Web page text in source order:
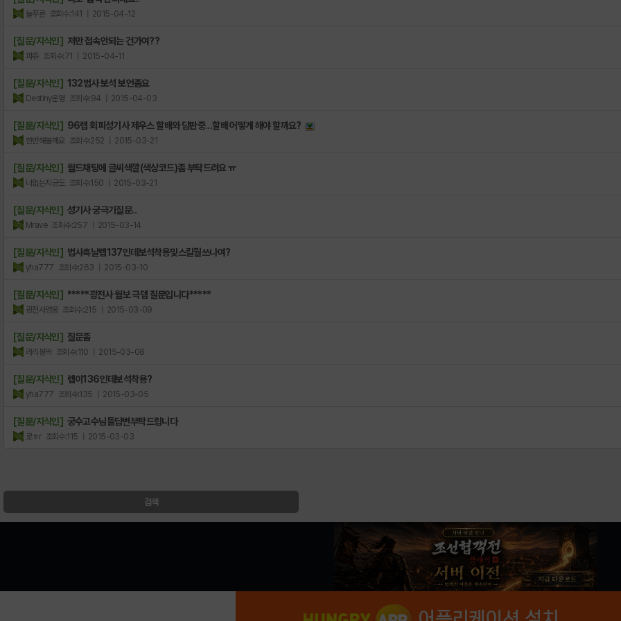
늘푸른 조회수:141 | 2015-04-12
[질문/지식인] 저만 접속안되는 건가여??
퍄쥬 조회수:71 | 2015-04-11
[질문/지식인] 132법사 보석 보언좀요
Destiny운명 조회수:94 | 2015-04-03
[질문/지식인] 96렙 회피성기사 제우스 할배와 담판중...할배 어떻게 해야 할까요?
한번해볼께요 조회수:252 | 2015-03-21
[질문/지식인] 월드채팅에 글씨색깔(색상코드)좀 부탁드려요 ㅠ
너없는지금도 조회수:150 | 2015-03-21
[질문/지식인] 성기사 궁극기질문..
Mrave 조회수:257 | 2015-03-14
[질문/지식인] 법사흑날렙137인데보석착용및스킬뭘쓰나여?
yha777 조회수:263 | 2015-03-10
[질문/지식인] *****광전사 월보 극뎀 질문입니다*****
광전사영웅 조회수:215 | 2015-03-09
[질문/지식인] 질문좀
라리봉딱 조회수:110 | 2015-03-08
[질문/지식인] 렙이136인데보석착용?
yha777 조회수:135 | 2015-03-05
[질문/지식인] 궁수고수님들댭변부탁드립니다
로ㅎr 조회수:115 | 2015-03-03
검색